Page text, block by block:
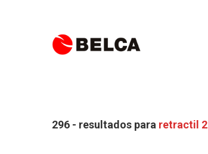
296 - resultados para retractil 2